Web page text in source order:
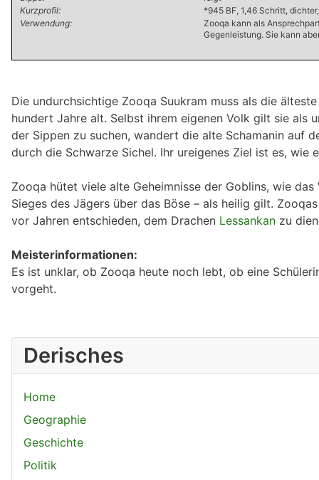
Derisches
Home
Geographie
Geschichte
Politik
Kurzprofil:
*945 BF, 1,46 Schritt,
Verwendung:
Zooqa kann als
Gegenleistung. Sie kann
Die undurchsichtige Zooqa Suukram muss als die
hundert Jahre alt. Selbst ihrem eigenen Volk gilt sie als
der Sippen zu suchen, wandert die alte Schamanin auf
durch die Schwarze Sichel. Ihr ureigenes Ziel ist es, wie
Zooqa hütet viele alte Geheimnisse der Goblins, wie
Sieges des Jägers über das Böse – als heilig gilt.
vor Jahren entschieden, dem Drachen Lessankan zu
Meisterinformationen:
Es ist unklar, ob Zooqa heute noch lebt, ob eine
vorgeht.